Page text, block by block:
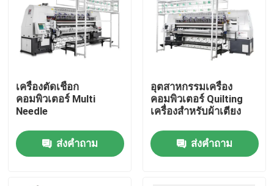
เครื่องตัดเชือก
คอมพิวเตอร์ Multi
Needle
ส่งคำถาม
อุตสาหกรรมเครื่อง
คอมพิวเตอร์ Quilting
เครื่องสําหรับผ้าเตียง
ส่งคำถาม